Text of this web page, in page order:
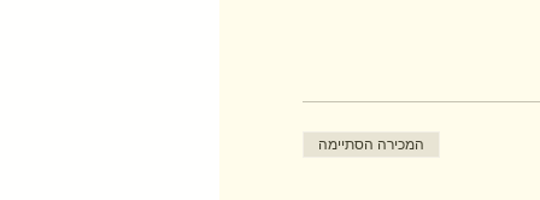
המכירה הסתיימה